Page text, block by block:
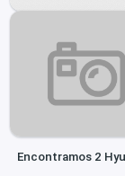
Encontramos 2